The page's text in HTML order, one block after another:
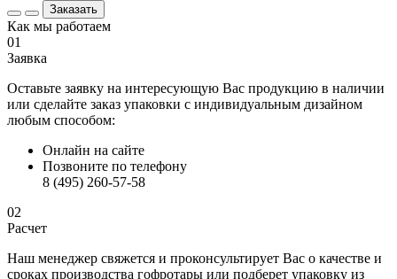
Заказать
Как мы работаем
01
Заявка
Оставьте заявку на интересующую Вас продукцию в наличии
или сделайте заказ упаковки с индивидуальным дизайном
любым способом:
Онлайн на сайте
Позвоните по телефону
8 (495) 260-57-58
02
Расчет
Наш менеджер свяжется и проконсультирует Вас о качестве и
сроках производства гофротары или подберет упаковку из